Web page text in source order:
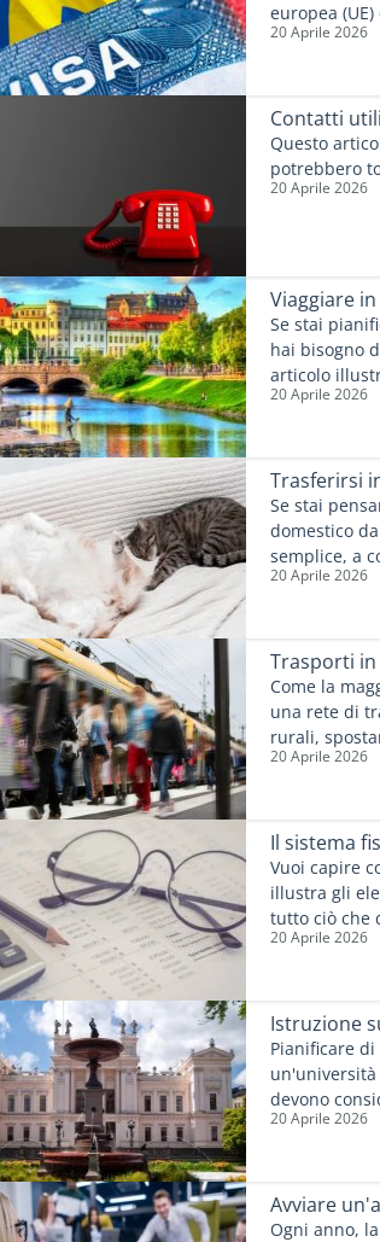
europea
ne hanno
20 Aprile 2026
Contatti
Questo
potrebbero
20 Aprile 2026
Viaggiare in
Se stai
hai bisogno
articolo
nazionalità.
20 Aprile 2026
Trasferirsi
Se stai
domestico
semplice, a
previsti.
20 Aprile 2026
Trasporti in
Come la
una rete di
rurali,
Le principali
solitamente
agevolati
20 Aprile 2026
Il sistema
Vuoi capire
illustra gli
tutto ciò che
paese.
20 Aprile 2026
Istruzione
Pianificare
devono
universitarie,
prepararti al
20 Aprile 2026
Avviare
Ogni anno,